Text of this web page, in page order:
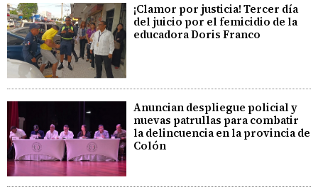
¡Clamor por justicia! Tercer día
del juicio por el femicidio de la
educadora Doris Franco
Anuncian despliegue policial y
nuevas patrullas para combatir
la delincuencia en la provincia de
Colón